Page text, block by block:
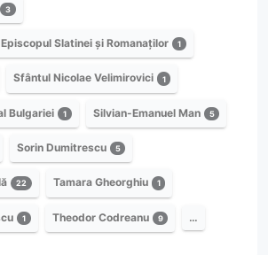
3
Slatinei și Romanaților 1
Sfântul Nicolae Velimirovici 1
Bulgariei 1 Silvian-Emanuel Man 5
Sorin Dumitrescu 5
22 Tamara Gheorghiu 1
1 Theodor Codreanu 9 …